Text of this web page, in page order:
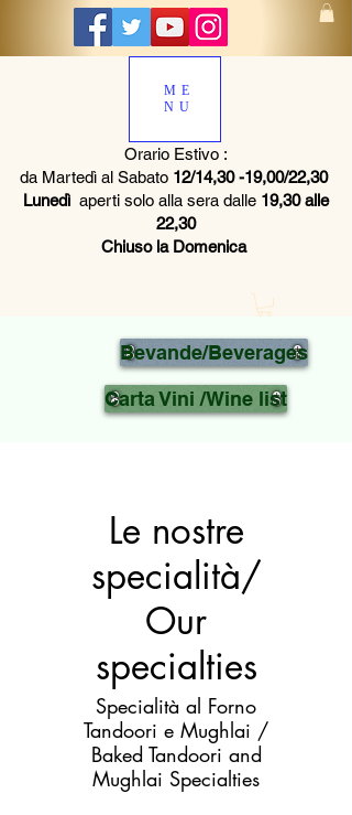
ME
NU
Orario Estivo :
da Martedì al Sabato 12/14,30 -19,00/22,30
Lunedì aperti solo alla sera dalle 19,30 alle
22,30
Chiuso la Domenica
Bevande/Beverages
Carta Vini /Wine list
Le nostre
specialità/
Our
specialties
Specialità al Forno
Tandoori e Mughlai /
Baked Tandoori and
Mughlai Specialties